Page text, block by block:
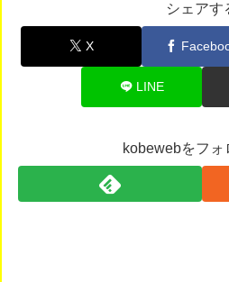
シェアす
X
LINE
kobewebをフォ